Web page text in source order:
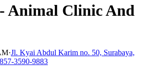
Animal Clinic And
·Jl. Kyai Abdul Karim no. 50, Surabaya,
3590-9883